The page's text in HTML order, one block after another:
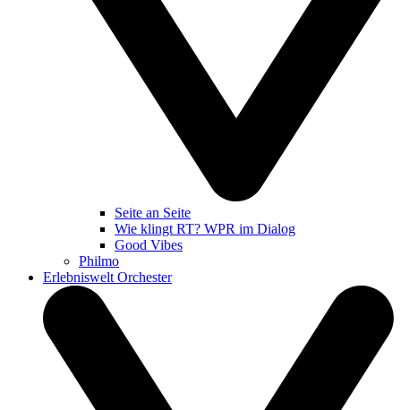
Seite an Seite
Wie klingt RT? WPR im Dialog
Good Vibes
Philmo
Erlebniswelt Orchester